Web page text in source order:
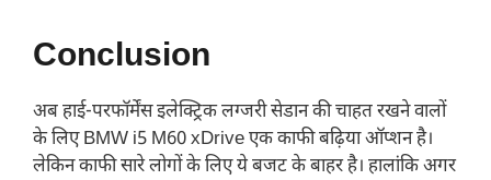
Conclusion
अब हाई-परफॉर्मेंस इलेक्ट्रिक लग्जरी सेडान की चाहत रखने वालों
के लिए BMW i5 M60 xDrive एक काफी बढ़िया ऑप्शन है।
लेकिन काफी सारे लोगों के लिए ये बजट के बाहर है। हालांकि अगर